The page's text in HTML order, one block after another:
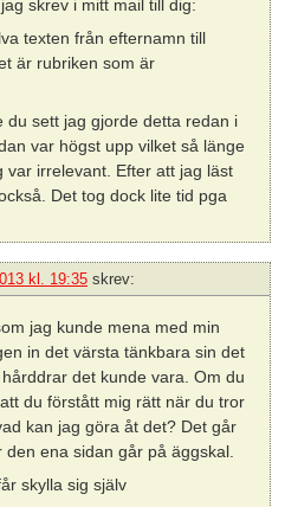
skrev i mitt mail till dig:
texten från efternamn till
är rubriken som är
du sett jag gjorde detta redan i
var högst upp vilket så länge
var irrelevant. Efter att jag läst
Det tog dock lite tid pga
kl. 19:35 skrev:
jag kunde mena med min
in det värsta tänkbara sin det
det kunde vara. Om du
du förstått mig rätt när du tror
kan jag göra åt det? Det går
ena sidan går på äggskal.
skylla sig själv